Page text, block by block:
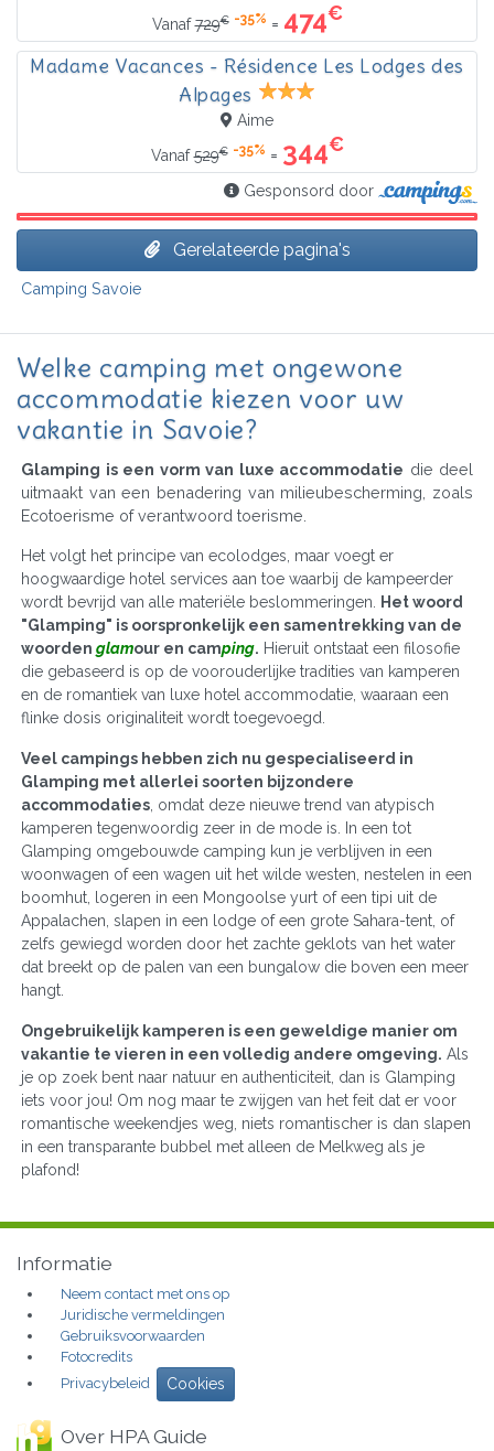
Vanaf729€ -35% = 474€
Madame Vacances - Résidence Les Lodges des
Alpages
Aime
Vanaf529€ -35% = 344€
Gesponsord door
Gerelateerde pagina's
Camping Savoie
Welke camping met ongewone
accommodatie kiezen voor uw
vakantie in Savoie?
Glamping is een vorm van luxe accommodatie die deel
uitmaakt van een benadering van milieubescherming, zoals
Ecotoerisme of verantwoord toerisme.
Het volgt het principe van ecolodges, maar voegt er
hoogwaardige hotel services aan toe waarbij de kampeerder
wordt bevrijd van alle materiële beslommeringen.
Het woord
"Glamping" is oorspronkelijk een samentrekking van de
woorden glamour en camping. Hieruit ontstaat een filosofie
die gebaseerd is op de voorouderlijke tradities van kamperen
en de romantiek van luxe hotel accommodatie, waaraan een
flinke dosis originaliteit wordt toegevoegd.
Veel campings hebben zich nu gespecialiseerd in
Glamping met allerlei soorten bijzondere
accommodaties , omdat deze nieuwe trend van atypisch
kamperen tegenwoordig zeer in de mode is. In een tot
Glamping omgebouwde camping kun je verblijven in een
woonwagen of een wagen uit het wilde westen, nestelen in een
boomhut, logeren in een Mongoolse yurt of een tipi uit de
Appalachen, slapen in een lodge of een grote Sahara-tent, of
zelfs gewiegd worden door het zachte geklots van het water
dat breekt op de palen van een bungalow die boven een meer
hangt.
Ongebruikelijk kamperen is een geweldige manier om
vakantie te vieren in een volledig andere omgeving. Als
je op zoek bent naar natuur en authenticiteit, dan is Glamping
iets voor jou! Om nog maar te zwijgen van het feit dat er voor
romantische weekendjes weg, niets romantischer is dan slapen
in een transparante bubbel met alleen de Melkweg als je
plafond!
Informatie
Neem contact met ons op
Juridische vermeldingen
Gebruiksvoorwaarden
Fotocredits
Privacybeleid
Cookies
Over HPA Guide